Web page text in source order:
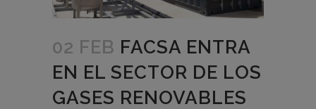
02 FEB FACSA ENTRA
EN EL SECTOR DE LOS
GASES RENOVABLES